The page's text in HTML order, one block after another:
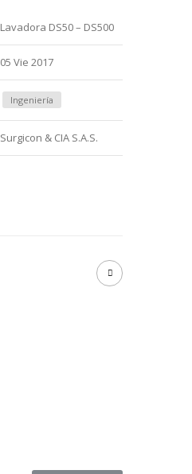
Lavadora DS50 – DS500
05 Vie 2017
Ingeniería
Surgicon & CIA S.A.S.